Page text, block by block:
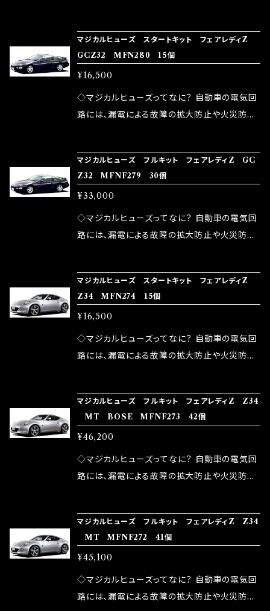
ズが、マジカルヒューズになります。 ◇マジカル
ヒューズの効果 マジカルヒューズは放電防止効
果・接触抵抗低減効果により、このような効果を
発揮します。 ・アクセルレスポンスの向上 ・アイ
ドリング安定化（静粛性UP） ・ターボ車のターボ
など、これらの効果は、タウンユースだけでなく、
モータースポーツシーンでの実証実験の上、 製
品化を果たしております。
路として、各回路への電力供給を行っています。
しかし、ヒューズには拭い去れない欠点があり
ます。 1.溶接回路であるため、配線と比較し抵抗
が大きい。 2.金属部分が露出している為、空気
中に漏電してしまう。 3.金属プレートが接触する
ズが、マジカルヒューズになります。 ◇マジカル
ヒューズの効果 マジカルヒューズは放電防止効
果・接触抵抗低減効果により、このような効果を
発揮します。 ・アクセルレスポンスの向上 ・アイ
ドリング安定化（静粛性UP） ・ターボ車のターボ
など、これらの効果は、タウンユースだけでなく、
モータースポーツシーンでの実証実験の上、 製
品化を果たしております。
マジカルヒューズ スタートキット フェアレディZ
GCZ32 MFN280 15個
¥16,500
◇マジカルヒューズってなに？ 自動車の電気回
路には、漏電による故障の拡大防止や火災防止
路として、各回路への電力供給を行っています。
しかし、ヒューズには拭い去れない欠点があり
ます。 1.溶接回路であるため、配線と比較し抵抗
が大きい。 2.金属部分が露出している為、空気
中に漏電してしまう。 3.金属プレートが接触する
ズが、マジカルヒューズになります。 ◇マジカル
ヒューズの効果 マジカルヒューズは放電防止効
果・接触抵抗低減効果により、このような効果を
発揮します。 ・アクセルレスポンスの向上 ・アイ
ドリング安定化（静粛性UP） ・ターボ車のターボ
など、これらの効果は、タウンユースだけでなく、
モータースポーツシーンでの実証実験の上、 製
品化を果たしております。
マジカルヒューズ フルキット フェアレディZ GC
Z32 MFNF279 30個
¥33,000
◇マジカルヒューズってなに？ 自動車の電気回
路には、漏電による故障の拡大防止や火災防止
路として、各回路への電力供給を行っています。
しかし、ヒューズには拭い去れない欠点があり
ます。 1.溶接回路であるため、配線と比較し抵抗
が大きい。 2.金属部分が露出している為、空気
中に漏電してしまう。 3.金属プレートが接触する
ズが、マジカルヒューズになります。 ◇マジカル
ヒューズの効果 マジカルヒューズは放電防止効
果・接触抵抗低減効果により、このような効果を
発揮します。 ・アクセルレスポンスの向上 ・アイ
ドリング安定化（静粛性UP） ・ターボ車のターボ
など、これらの効果は、タウンユースだけでなく、
モータースポーツシーンでの実証実験の上、 製
品化を果たしております。
マジカルヒューズ スタートキット フェアレディZ
Z34 MFN274 15個
¥16,500
◇マジカルヒューズってなに？ 自動車の電気回
路には、漏電による故障の拡大防止や火災防止
路として、各回路への電力供給を行っています。
しかし、ヒューズには拭い去れない欠点があり
ます。 1.溶接回路であるため、配線と比較し抵抗
が大きい。 2.金属部分が露出している為、空気
中に漏電してしまう。 3.金属プレートが接触する
ズが、マジカルヒューズになります。 ◇マジカル
ヒューズの効果 マジカルヒューズは放電防止効
果・接触抵抗低減効果により、このような効果を
発揮します。 ・アクセルレスポンスの向上 ・アイ
ドリング安定化（静粛性UP） ・ターボ車のターボ
マジカルヒューズ フルキット フェアレディZ Z34
MT BOSE MFNF273 42個
¥46,200
◇マジカルヒューズってなに？ 自動車の電気回
路には、漏電による故障の拡大防止や火災防止
路として、各回路への電力供給を行っています。
しかし、ヒューズには拭い去れない欠点があり
ます。 1.溶接回路であるため、配線と比較し抵抗
が大きい。 2.金属部分が露出している為、空気
中に漏電してしまう。 3.金属プレートが接触する
マジカルヒューズ フルキット フェアレディZ Z34
MT MFNF272 41個
¥45,100
◇マジカルヒューズってなに？ 自動車の電気回
路には、漏電による故障の拡大防止や火災防止